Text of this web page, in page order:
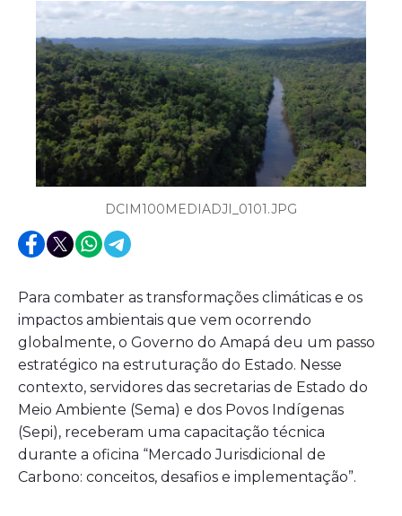
DCIM100MEDIADJI_0101.JPG
Para combater as transformações climáticas e os
impactos ambientais que vem ocorrendo
globalmente, o Governo do Amapá deu um passo
estratégico na estruturação do Estado. Nesse
contexto, servidores das secretarias de Estado do
Meio Ambiente (Sema) e dos Povos Indígenas
(Sepi), receberam uma capacitação técnica
durante a oficina “Mercado Jurisdicional de
Carbono: conceitos, desafios e implementação”.